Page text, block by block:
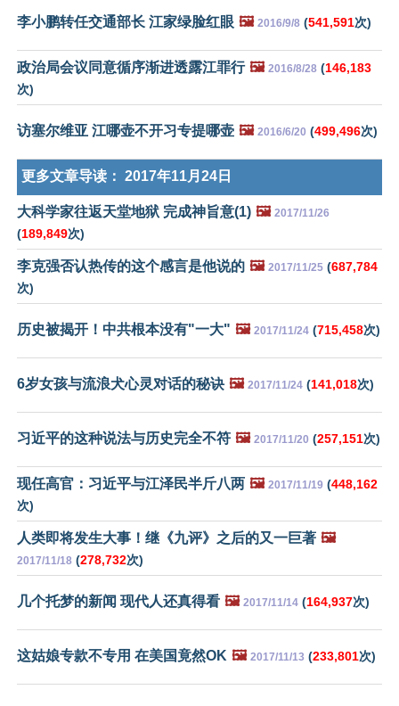
李小鹏转任交通部长 江家绿脸红眼 🖼️ 2016/9/8 (541,591次)
政治局会议同意循序渐进透露江罪行 🖼️ 2016/8/28 (146,183
次)
访塞尔维亚 江哪壶不开习专提哪壶 🖼️ 2016/6/20 (499,496次)
更多文章导读： 2017年11月24日
大科学家往返天堂地狱 完成神旨意(1) 🖼️ 2017/11/26
(189,849次)
李克强否认热传的这个感言是他说的 🖼️ 2017/11/25 (687,784
次)
历史被揭开！中共根本没有"一大" 🖼️ 2017/11/24 (715,458次)
6岁女孩与流浪犬心灵对话的秘诀 🖼️ 2017/11/24 (141,018次)
习近平的这种说法与历史完全不符 🖼️ 2017/11/20 (257,151次)
现任高官：习近平与江泽民半斤八两 🖼️ 2017/11/19 (448,162
次)
人类即将发生大事！继《九评》之后的又一巨著 🖼️
2017/11/18 (278,732次)
几个托梦的新闻 现代人还真得看 🖼️ 2017/11/14 (164,937次)
这姑娘专款不专用 在美国竟然OK 🖼️ 2017/11/13 (233,801次)